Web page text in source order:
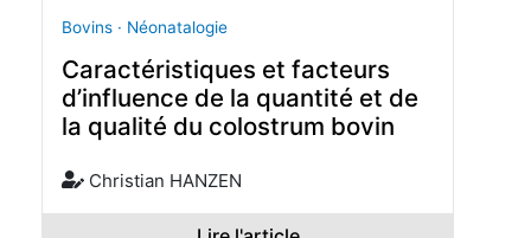
Bovins · Néonatalogie
Caractéristiques et facteurs
d’influence de la quantité et de
la qualité du colostrum bovin
Christian HANZEN